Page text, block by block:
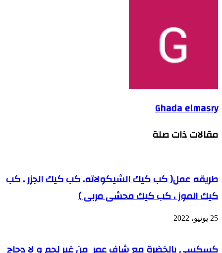
Ghada elmasry
مقالات ذات صلة
طريقه عمل( كب كيك الشيكولاته، كب كيك الجزر ، كب
كيك الموز ، كب كيك محشى مربى )
25 يونيو، 2022
كسكسي بالخضرة مع شاف عمر من غير لحم و لا دجاج